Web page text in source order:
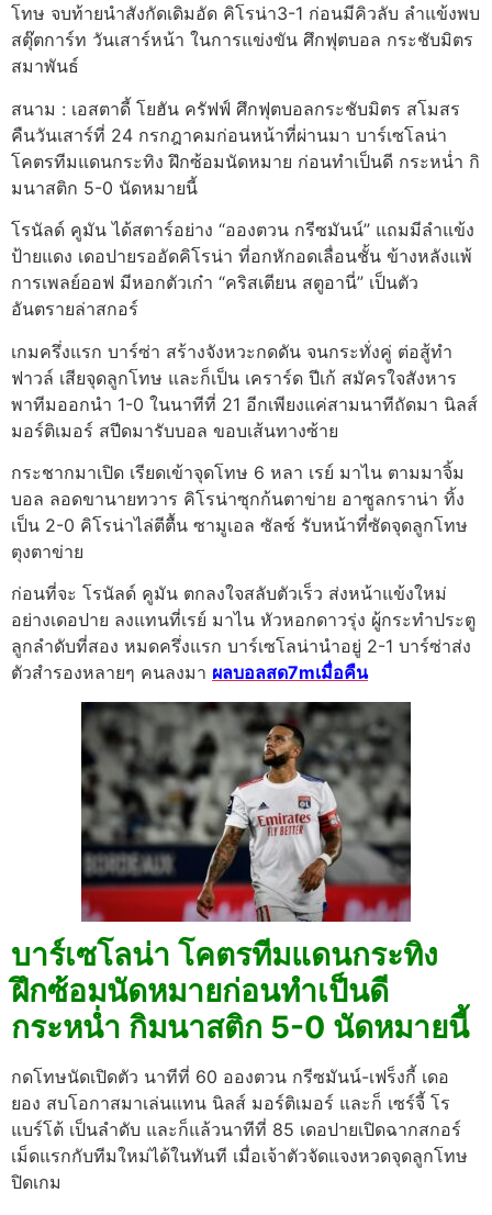
โทษ จบท้ายนำสังกัดเดิมอัด คิโรน่า3-1 ก่อนมีคิวลับ ลำแข้งพบ
สตุ๊ตการ์ท วันเสาร์หน้า ในการแข่งขัน ศึกฟุตบอล กระชับมิตร
สมาพันธ์
สนาม : เอสตาดี้ โยฮัน ครัฟฟ์ ศึกฟุตบอลกระชับมิตร สโมสร
คืนวันเสาร์ที่ 24 กรกฎาคมก่อนหน้าที่ผ่านมา บาร์เซโลน่า
โคตรทีมแดนกระทิง ฝึกซ้อมนัดหมาย ก่อนทำเป็นดี กระหน่ำ กิ
มนาสติก 5-0 นัดหมายนี้
โรนัลด์ คูมัน ได้สตาร์อย่าง “อองตวน กรีซมันน์” แถมมีลำแข้ง
ป้ายแดง เดอปายรออัดคิโรน่า ที่อกหักอดเลื่อนชั้น ข้างหลังแพ้
การเพลย์ออฟ มีหอกตัวเก๋า “คริสเตียน สตูอานี่” เป็นตัว
อันตรายล่าสกอร์
เกมครึ่งแรก บาร์ซ่า สร้างจังหวะกดดัน จนกระทั่งคู่ ต่อสู้ทำ
ฟาวล์ เสียจุดลูกโทษ และก็เป็น เคราร์ด ปีเก้ สมัครใจสังหาร
พาทีมออกนำ 1-0 ในนาทีที่ 21 อีกเพียงแค่สามนาทีถัดมา นิลส์
มอร์ติเมอร์ สปีดมารับบอล ขอบเส้นทางซ้าย
กระชากมาเปิด เรียดเข้าจุดโทษ 6 หลา เรย์ มาไน ตามมาจิ้ม
บอล ลอดขานายทวาร คิโรน่าซุกก้นตาข่าย อาซูลกราน่า ทิ้ง
เป็น 2-0 คิโรน่าไล่ตีตื้น ซามูเอล ซัลซ์ รับหน้าที่ซัดจุดลูกโทษ
ตุงตาข่าย
ก่อนที่จะ โรนัลด์ คูมัน ตกลงใจสลับตัวเร็ว ส่งหน้าแข้งใหม่
อย่างเดอปาย ลงแทนที่เรย์ มาไน หัวหอกดาวรุ่ง ผู้กระทำประตู
ลูกลำดับที่สอง หมดครึ่งแรก บาร์เซโลน่านำอยู่ 2-1 บาร์ซ่าส่ง
ตัวสำรองหลายๆ คนลงมา ผลบอลสด7mเมื่อคืน
บาร์เซโลน่า โคตรทีมแดนกระทิง
ฝึกซ้อมนัดหมายก่อนทำเป็นดี
กระหน่ำ กิมนาสติก 5-0 นัดหมายนี้
กดโทษนัดเปิดตัว นาทีที่ 60 อองตวน กรีซมันน์-เฟร็งกี้ เดอ
ยอง สบโอกาสมาเล่นแทน นิลส์ มอร์ติเมอร์ และก็ เซร์จี้ โร
แบร์โต้ เป็นลำดับ และก็แล้วนาทีที่ 85 เดอปายเปิดฉากสกอร์
เม็ดแรกกับทีมใหม่ได้ในทันที เมื่อเจ้าตัวจัดแจงหวดจุดลูกโทษ
ปิดเกม